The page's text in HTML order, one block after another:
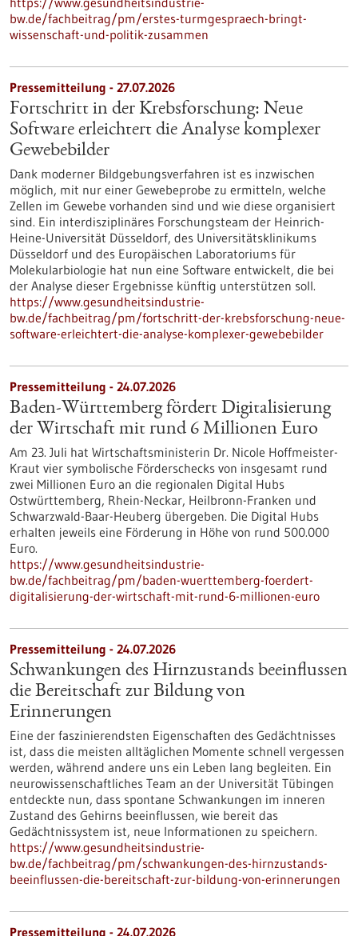
bw.de/fachbeitrag/pm/erstes-turmgespraech-bringt-
wissenschaft-und-politik-zusammen
Pressemitteilung - 27.07.2026
Fortschritt in der Krebsforschung: Neue
Software erleichtert die Analyse komplexer
Gewebebilder
Dank moderner Bildgebungsverfahren ist es inzwischen
möglich, mit nur einer Gewebeprobe zu ermitteln, welche
Zellen im Gewebe vorhanden sind und wie diese organisiert
sind. Ein interdisziplinäres Forschungsteam der Heinrich-
Heine-Universität Düsseldorf, des Universitätsklinikums
Düsseldorf und des Europäischen Laboratoriums für
Molekularbiologie hat nun eine Software entwickelt, die bei
der Analyse dieser Ergebnisse künftig unterstützen soll.
https://www.gesundheitsindustrie-
bw.de/fachbeitrag/pm/fortschritt-der-krebsforschung-neue-
software-erleichtert-die-analyse-komplexer-gewebebilder
Pressemitteilung - 24.07.2026
Baden-Württemberg fördert Digitalisierung
der Wirtschaft mit rund 6 Millionen Euro
Am 23. Juli hat Wirtschaftsministerin Dr. Nicole Hoffmeister-
Kraut vier symbolische Förderschecks von insgesamt rund
zwei Millionen Euro an die regionalen Digital Hubs
Ostwürttemberg, Rhein-Neckar, Heilbronn-Franken und
Schwarzwald-Baar-Heuberg übergeben. Die Digital Hubs
erhalten jeweils eine Förderung in Höhe von rund 500.000
Euro.
https://www.gesundheitsindustrie-
bw.de/fachbeitrag/pm/baden-wuerttemberg-foerdert-
digitalisierung-der-wirtschaft-mit-rund-6-millionen-euro
Pressemitteilung - 24.07.2026
Schwankungen des Hirnzustands beeinflussen
die Bereitschaft zur Bildung von
Erinnerungen
Eine der faszinierendsten Eigenschaften des Gedächtnisses
ist, dass die meisten alltäglichen Momente schnell vergessen
werden, während andere uns ein Leben lang begleiten. Ein
neurowissenschaftliches Team an der Universität Tübingen
entdeckte nun, dass spontane Schwankungen im inneren
Zustand des Gehirns beeinflussen, wie bereit das
Gedächtnissystem ist, neue Informationen zu speichern.
https://www.gesundheitsindustrie-
bw.de/fachbeitrag/pm/schwankungen-des-hirnzustands-
beeinflussen-die-bereitschaft-zur-bildung-von-erinnerungen
Pressemitteilung - 24.07.2026